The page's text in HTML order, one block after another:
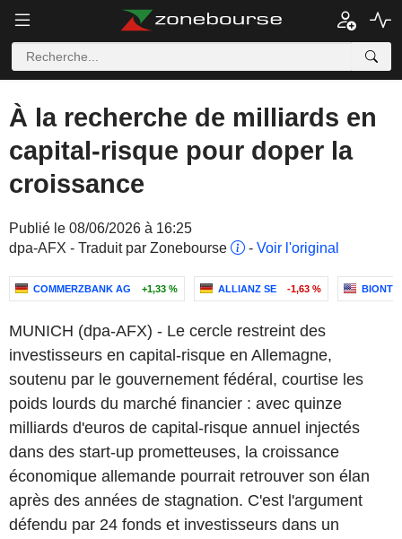
À la recherche de milliards en
capital-risque pour doper la
croissance
Publié le 08/06/2026 à 16:25
dpa-AFX - Traduit par Zonebourse
- Voir l'original
COMMERZBANK AG +1,33 % ALLIANZ SE -1,63 %
MUNICH (dpa-AFX) - Le cercle restreint des
investisseurs en capital-risque en Allemagne,
soutenu par le gouvernement fédéral, courtise les
poids lourds du marché financier : avec quinze
milliards d'euros de capital-risque annuel injectés
dans des start-up prometteuses, la croissance
économique allemande pourrait retrouver son élan
après des années de stagnation. C'est l'argument
défendu par 24 fonds et investisseurs dans un